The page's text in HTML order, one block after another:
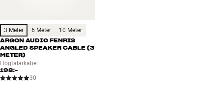
3 Meter 6 Meter 10 Meter
ARGON AUDIO FENRIS
ANGLED SPEAKER CABLE (3
METER)
Högtalarkabel
198:-
30